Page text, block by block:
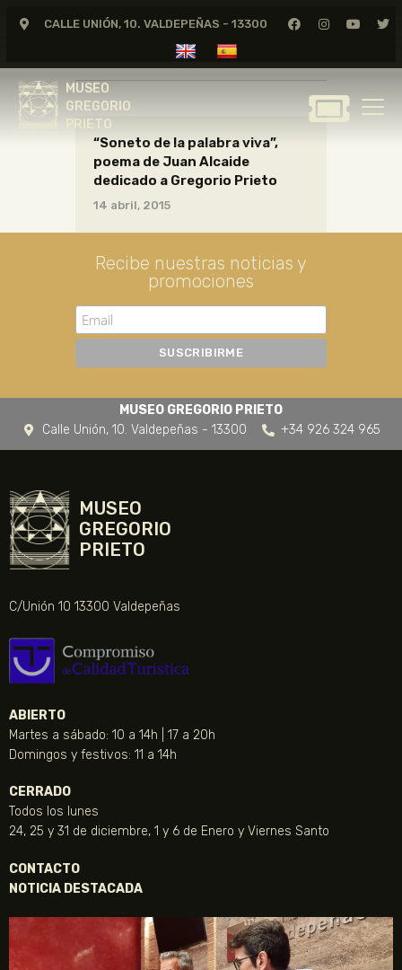
CALLE UNIÓN, 10. VALDEPEÑAS - 13300
MUSEO
GREGORIO
PRIETO
MUSEO
GREGORIO
GREGORIO PRIETO
MUSEO
ARCHIVO
CERTAMEN DE DIBUJO
FUNDACIÓN
NOTICIAS
“Soneto de la palabra viva”,
poema de Juan Alcaide
dedicado a Gregorio Prieto
14 abril, 2015
Recibe nuestras noticias y
promociones
MUSEO GREGORIO PRIETO
Calle Unión, 10. Valdepeñas - 13300
+34 926 324 965
MUSEO
GREGORIO
PRIETO
C/Unión 10 13300 Valdepeñas
ABIERTO
Martes a sábado: 10 a 14h | 17 a 20h
Domingos y festivos: 11 a 14h
CERRADO
Todos los lunes
24, 25 y 31 de diciembre, 1 y 6 de Enero y Viernes Santo
CONTACTO
NOTICIA DESTACADA